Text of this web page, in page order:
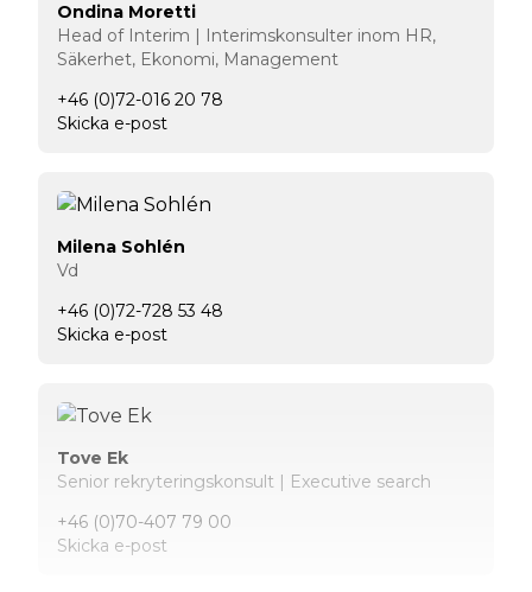
Ondina Moretti
Head of Interim | Interimskonsulter inom HR,
Säkerhet, Ekonomi, Management
+46 (0)72-016 20 78
Skicka e-post
Milena Sohlén
Vd
+46 (0)72-728 53 48
Skicka e-post
Tove Ek
Senior rekryteringskonsult | Executive search
+46 (0)70-407 79 00
Skicka e-post